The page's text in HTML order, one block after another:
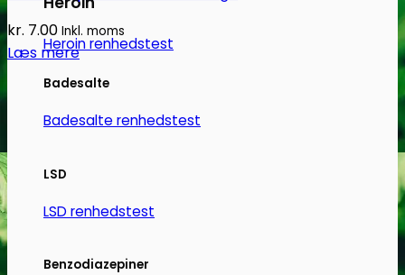
Heroin renhedstest
Badesalte
Badesalte renhedstest
LSD
LSD renhedstest
Benzodiazepiner
kr. 7.00 Inkl. moms
Læs mere